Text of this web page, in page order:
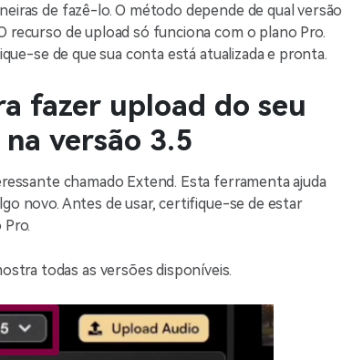
de fazê-lo. O método depende de qual versão
recurso de upload só funciona com o plano Pro.
se de que sua conta está atualizada e pronta.
fazer upload do seu
versão 3.5
chamado Extend. Esta ferramenta ajuda
novo. Antes de usar, certifique-se de estar
todas as versões disponíveis.